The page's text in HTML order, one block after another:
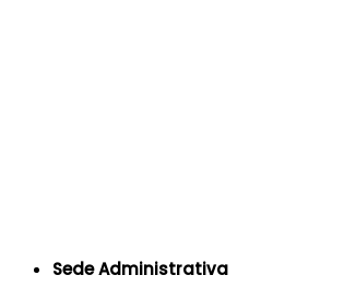
Sede Administrativa